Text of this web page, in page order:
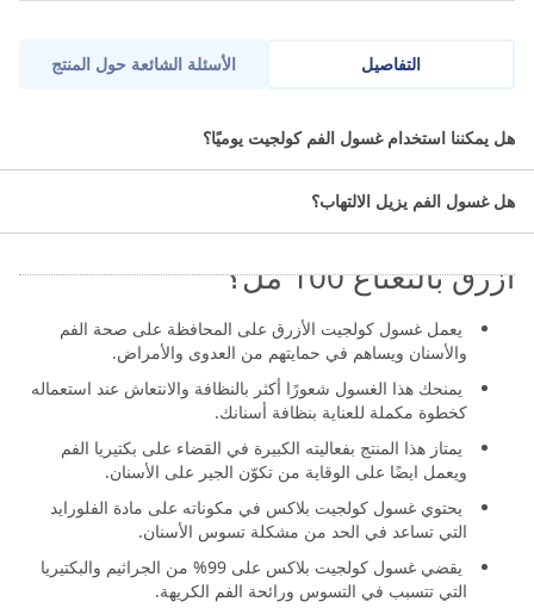
التفاصيل
في عالم العناية اليومية بالفم، لا يكفي تنظيف الأسنان بالفرشاة فقط.
ما مميزات كولجيت بلاكس غسول فم
أزرق بالنعناع 100 مل؟
يعمل غسول كولجيت الأزرق على المحافظة على صحة الفم
والأسنان ويساهم في حمايتهم من العدوى والأمراض.
يمنحك هذا الغسول شعورًا أكثر بالنظافة والانتعاش عند استعماله
كخطوة مكملة للعناية بنظافة أسنانك.
يمتاز هذا المنتج بفعاليته الكبيرة في القضاء على بكتيريا الفم
ويعمل ايضًا على الوقاية من تكوّن الجير على الأسنان.
يحتوي غسول كولجيت بلاكس في مكوناته على مادة الفلورايد
التي تساعد في الحد من مشكلة تسوس الأسنان.
يقضي غسول كولجيت بلاكس على 99% من الجراثيم والبكتيريا
التي تتسبب في التسوس ورائحة الفم الكريهة.
الأسئلة الشائعة حول المنتج
هل يمكننا استخدام غسول الفم كولجيت يوميًا؟
هل غسول الفم يزيل الالتهاب؟